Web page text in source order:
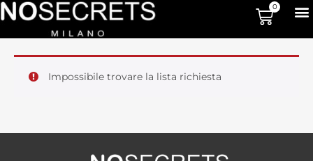
0
Impossibile trovare la lista richiesta